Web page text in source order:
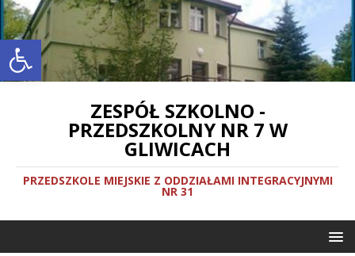
Otwórz pasek narzędzi
ZESPÓŁ SZKOLNO -
PRZEDSZKOLNY NR 7 W
GLIWICACH
PRZEDSZKOLE MIEJSKIE Z ODDZIAŁAMI INTEGRACYJNYMI
NR 31